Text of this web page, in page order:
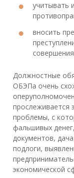
учитывать
вносить
Должностные
ОБЭПа очень
прослеживается
проблемы, с
фальшивых
документов,
подлоги,
экономической